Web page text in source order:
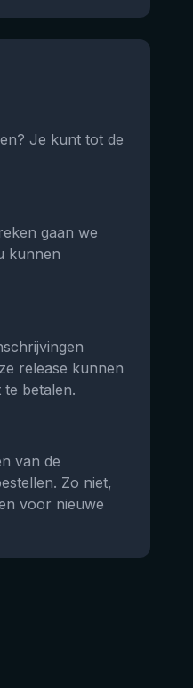
Je kunt tot de
gaan we
kunnen
release kunnen
betalen.
van de
Zo niet,
voor nieuwe